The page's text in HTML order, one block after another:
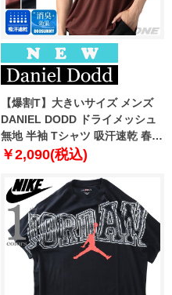
【爆割T】大きいサイズ メンズ
DANIEL DODD ドライメッシュ
無地 半袖 Tシャツ 吸汗速乾 春夏
新作 tjt-2602dry5 【fre】
￥2,090(税込)